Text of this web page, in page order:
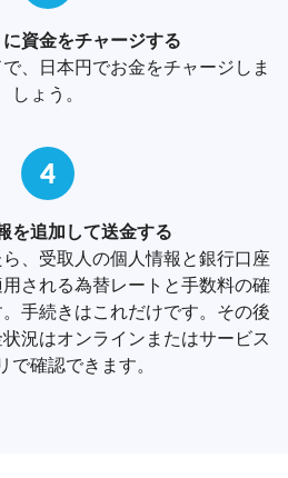
資金をチャージする
、日本円でお金をチャージしま
しょう。
4
を追加して送金する
、受取人の個人情報と銀行口座
される為替レートと手数料の確
手続きはこれだけです。その後
況はオンラインまたはサービス
で確認できます。